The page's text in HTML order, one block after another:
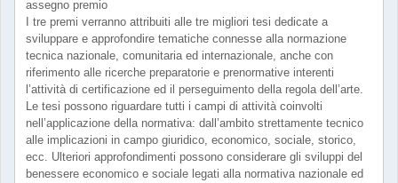
assegno premio
I tre premi verranno attribuiti alle tre migliori tesi dedicate a
sviluppare e approfondire tematiche connesse alla normazione
tecnica nazionale, comunitaria ed internazionale, anche con
riferimento alle ricerche preparatorie e prenormative interenti
l’attività di certificazione ed il perseguimento della regola dell’arte.
Le tesi possono riguardare tutti i campi di attività coinvolti
nell’applicazione della normativa: dall’ambito strettamente tecnico
alle implicazioni in campo giuridico, economico, sociale, storico,
ecc. Ulteriori approfondimenti possono considerare gli sviluppi del
benessere economico e sociale legati alla normativa nazionale ed